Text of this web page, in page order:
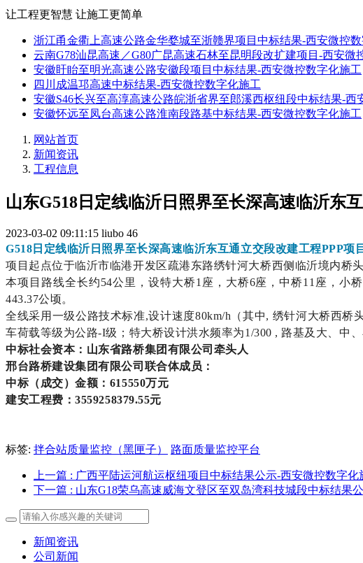
让工程更智慧 让施工更简单
浙江甬金衢上高速公路金华婺城至浙赣界项目中标结果-西安微控
云南G78汕昆高速／G80广昆高速石林至昆明段改扩建项目-西安微
安徽盱眙至明光高速公路安徽段项目中标结果-西安微控数字化施工
四川成温邛高速中标结果-西安微控数字化施工
安徽S46长兴至高淳高速公路皖浙省界至郎溪西枢纽段中标结果-西
安徽怀远至凤台高速公路淮南段路基中标结果-西安微控数字化施工
网站首页
新闻资讯
工程信息
山东G518日定线临沂日照界至长深高速临沂东
2023-03-02 09:11:15 liubo 46
G518日定线临沂日照界至长深高速临沂东互通立交段改建工程PPP项
项目起点位于临沂市临港开发区疏港东路绣针河大桥西侧临沂境内桥
本项目路线全长约54公里，设特大桥1座，大桥6座，中桥11座，小
443.37公顷。
全线采用一级公路技术标准,设计速度80km/h（其中, 绣针河大桥西
车荷载等级为公路-I级；特大桥设计洪水频率为1/300 , 路基及大、中
中标社会资本： 山东省路桥集团有限公司牵头人
邢台路桥建设集团有限公司联合体成员：
中标（成交）金额：615550万元
建安工程费：3559258379.55元
标签: 拌合站质量监控（黑匣子） 路面质量监控平台
上一篇 : 广西平陆运河航运枢纽项目中标结果公示-西安微控数字化
下一篇 : 山东G18荣乌高速威海文登区至双岛湾科技城段中标结果
新闻资讯
公司新闻